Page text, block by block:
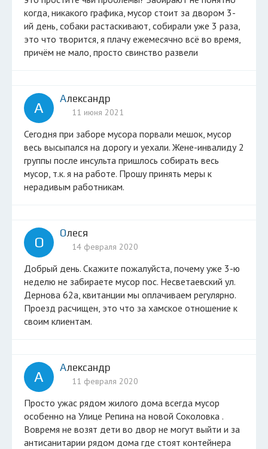
когда, никакого графика, мусор стоит за двором 3-
ий день, собаки растаскивают, собирали уже 3 раза,
это что творится, я плачу ежемесячно всё во время,
причём не мало, просто свинство развели
А
Александр
11 июня 2021
Сегодня при заборе мусора порвали мешок, мусор
весь высыпался на дорогу и уехали. Жене-инвалиду 2
группы после инсульта пришлось собирать весь
мусор, т.к. я на работе. Прошу принять меры к
нерадивым работникам.
О
Олеся
14 февраля 2020
Добрый день. Скажите пожалуйста, почему уже 3-ю
неделю не забираете мусор пос. Несветаевский ул.
Дернова 62а, квитанции мы оплачиваем регулярно.
Проезд расчищен, это что за хамское отношение к
своим клиентам.
А
Александр
11 февраля 2020
Просто ужас рядом жилого дома всегда мусор
особенно на Улице Репина на новой Соколовка .
Вовремя не возят дети во двор не могут выйти и за
антисанитарии рядом дома где стоят контейнера